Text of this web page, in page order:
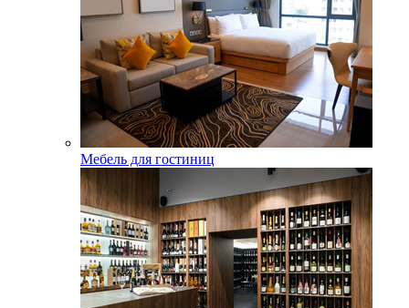
Мебель для гостиниц